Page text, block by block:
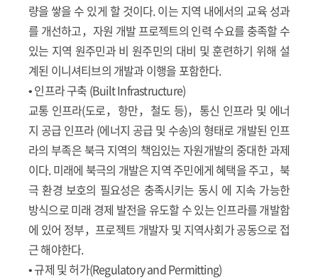
량을 쌓을 수 있게 할 것이다. 이는 지역 내에서의 교육 성과
를 개선하고，자원 개발 프로젝트의 인력 수요를 충족할 수
있는 지역 원주민과 비 원주민의 대비 및 훈련하기 위해 설
계된 이니셔티브의 개발과 이행을 포함한다.
• 인프라 구축 (Built Infrastructure)
교통 인프라(도로，항만，철도 등)，통신 인프라 및 에너
지 공급 인프라 (에너지 공급 및 수송)의 형태로 개발된 인프
라의 부족은 북극 지역의 책임있는 자원개발의 중대한 과제
이다. 미래에 북극의 개발은 지역 주민에게 혜택을 주고，북
극 환경 보호의 필요성은 충족시키는 동시 에 지속 가능한
방식으로 미래 경제 발전을 유도할 수 있는 인프라를 개발함
에 있어 정부，프로젝트 개발자 및 지역사회가 공동으로 접
근 해야한다.
• 규제 및 허가(Regulatory and Permitting)